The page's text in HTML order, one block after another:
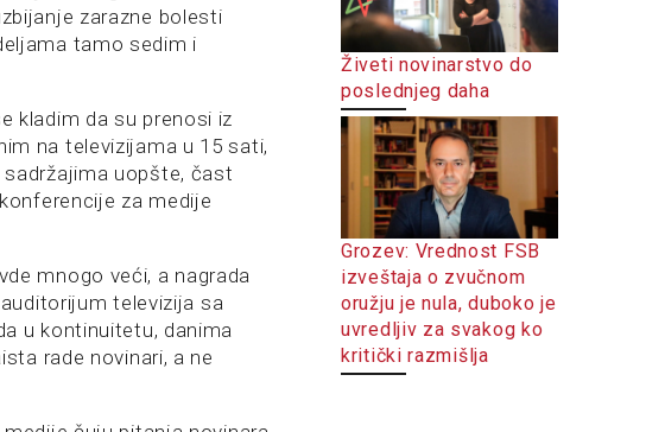
zarazne bolesti
tamo sedim i
kladim da su prenosi iz
na televizijama u 15 sati,
uopšte, čast
za medije
mnogo veći, a nagrada
televizija sa
u kontinuitetu, danima
rade novinari, a ne
Živeti novinarstvo do
poslednjeg daha
Grozev: Vrednost FSB
izveštaja o zvučnom
oružju je nula, duboko je
uvredljiv za svakog ko
kritički razmišlja